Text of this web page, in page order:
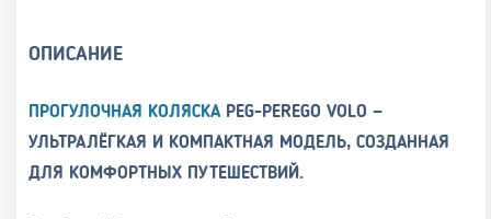
ОПИСАНИЕ
ПРОГУЛОЧНАЯ КОЛЯСКА PEG-PEREGO VOLO —
УЛЬТРАЛЁГКАЯ И КОМПАКТНАЯ МОДЕЛЬ, СОЗДАННАЯ
ДЛЯ КОМФОРТНЫХ ПУТЕШЕСТВИЙ.